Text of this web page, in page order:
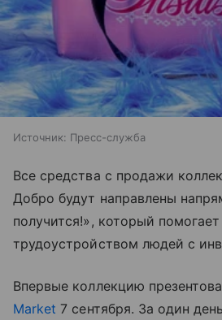
Источник: Пресс-служба
Все средства с продажи
Добро будут направлены
получится!», который помогает
трудоустройством людей с
Впервые коллекцию
Market 7 сентября. За один